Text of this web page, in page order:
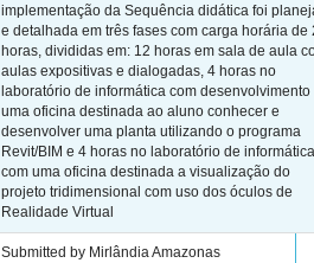
implementação da Sequência didática foi
e detalhada em três fases com carga horária de
horas, divididas em: 12 horas em sala de aula
aulas expositivas e dialogadas, 4 horas no
laboratório de informática com desenvolvimento
uma oficina destinada ao aluno conhecer e
desenvolver uma planta utilizando o programa
Revit/BIM e 4 horas no laboratório de informática
com uma oficina destinada a visualização do
projeto tridimensional com uso dos óculos de
Realidade Virtual
Submitted by Mirlândia Amazonas